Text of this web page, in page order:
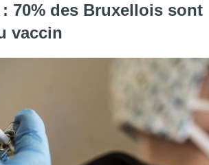
70% des Bruxellois sont
vaccin